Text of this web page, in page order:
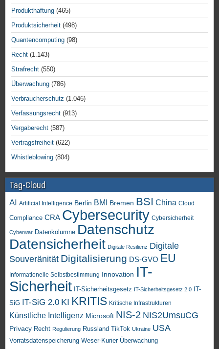
Produkthaftung (465)
Produktsicherheit (498)
Quantencomputing (98)
Recht (1.143)
Strafrecht (550)
Überwachung (786)
Verbraucherschutz (1.046)
Verfassungsrecht (913)
Vergaberecht (587)
Vertragsfreiheit (622)
Whistleblowing (804)
Tag-Cloud
AI Artificial Intelligence Berlin BMI Bremen BSI China Cloud
Compliance CRA Cybersecurity Cybersicherheit
Cyberwar Datenkolumne Datenschutz
Datensicherheit Digitale Resilienz Digitale
Souveränität Digitalisierung DS-GVO EU
Informationelle Selbstbestimmung Innovation IT-
Sicherheit IT-Sicherheitsgesetz IT-Sicherheitsgesetz 2.0
IT-
SiG IT-SiG 2.0 KI KRITIS Kritische Infrastrukturen
Künstliche Intelligenz Microsoft NIS-2 NIS2UmsuCG
Privacy Recht Regulierung Russland TikTok Ukraine USA
Vorratsdatenspeicherung Weser-Kurier Überwachung